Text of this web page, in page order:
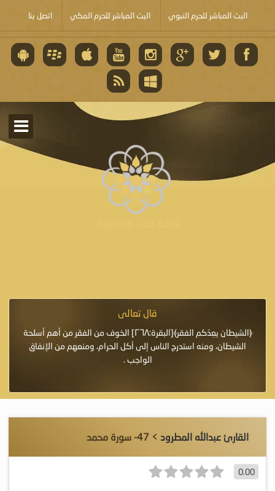
البث المباشر للحرم النبوي البث المباشر للحرم المكي اتصل بنا
قال تعالى
﴿الشيطان يعِدُكم الفقر﴾[البقرة:٢٦٨] الخوف من الفقر من أهم أسلحة
الشيطان، ومنه استدرج الناس إلى أكل الحرام، ومنعهم من الإنفاق
الواجب .
القارئ عبدالله المطرود > 47- سورة محمد
0.00